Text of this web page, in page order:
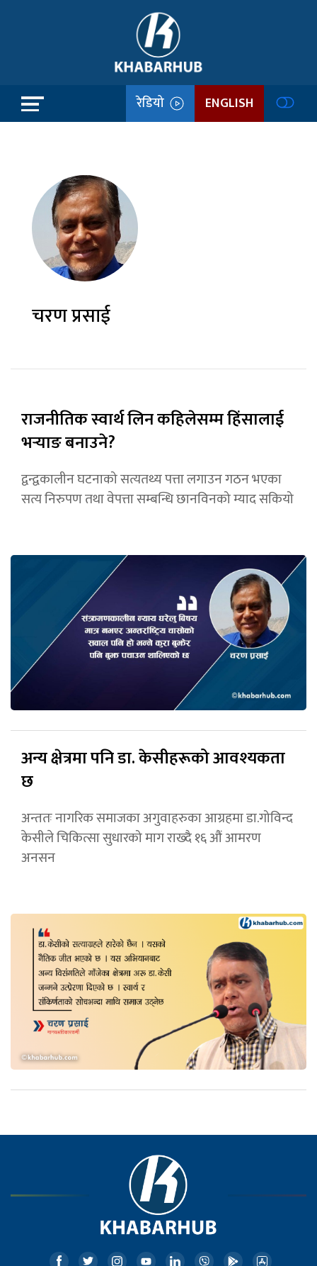
रेडियो ENGLISH
चरण प्रसाई
राजनीतिक स्वार्थ लिन कहिलेसम्म हिंसालाई
भर्‍याङ बनाउने?
द्वन्द्वकालीन घटनाको सत्यतथ्य पत्ता लगाउन गठन भएका
सत्य निरुपण तथा वेपत्ता सम्बन्धि छानविनको म्याद सकियो
अन्य क्षेत्रमा पनि डा. केसीहरूको आवश्यकता
छ
अन्ततः नागरिक समाजका अगुवाहरुका आग्रहमा डा.गोविन्द
केसीले चिकित्सा सुधारको माग राख्दै १६ औं आमरण
अनसन